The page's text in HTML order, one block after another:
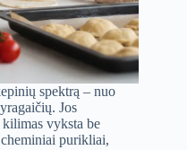
spektrą – nuo
Jos
kilimas vyksta be
purikliai,